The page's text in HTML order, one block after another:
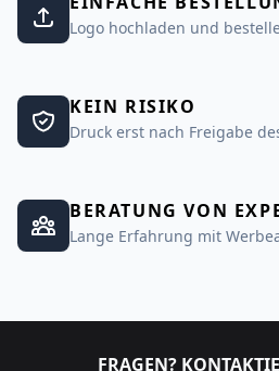
Logo hochladen und
KEIN RISIKO
Druck erst nach Freigabe
BERATUNG VON
Lange Erfahrung mit
FRAGEN?